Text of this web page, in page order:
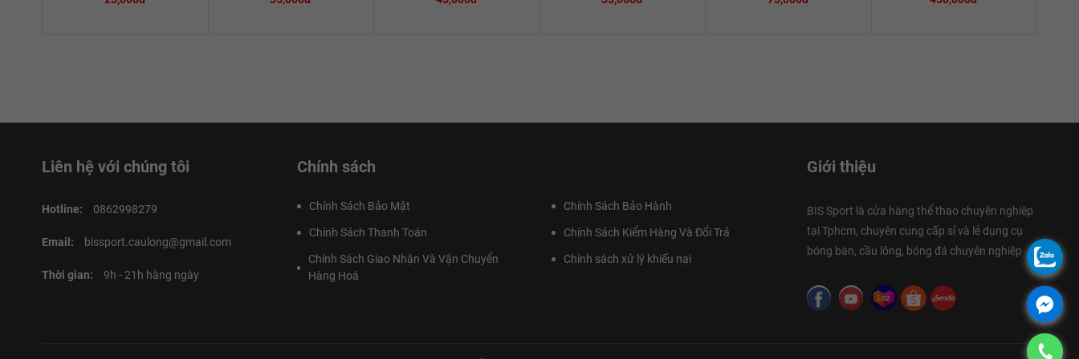
Liên hệ với chúng tôi
Hotline: 0862998279
Email: bissport.caulong@gmail.com
Thời gian: 9h - 21h hàng ngày
Chính sách
Chính Sách Bảo Mật Chính Sách Bảo Hành
Chính Sách Thanh Toán Chính Sách Kiểm Hàng Và Đổi Trả
Chính Sách Giao Nhận Và Vận Chuyển
Hàng Hoá
Chính sách xử lý khiếu nại
Giới thiệu
BIS Sport là cửa hàng thể thao chuyên nghiệp
tại Tphcm, chuyên cung cấp sỉ và lẻ dụng cụ
bóng bàn, cầu lông, bóng đá chuyên nghiệp